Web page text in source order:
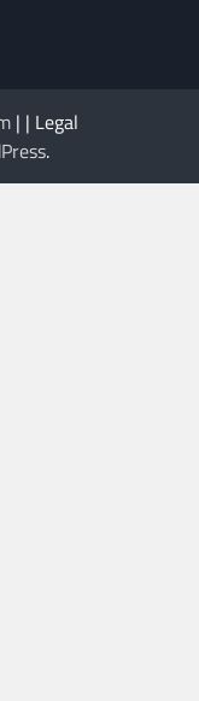
| | Legal
.